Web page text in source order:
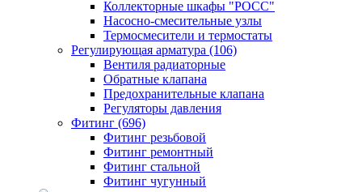
Коллекторные шкафы "РОСС"
Насосно-смесительные узлы
Термосмесители и термостаты
Регулирующая арматура (106)
Вентиля радиаторные
Обратные клапана
Предохранительные клапана
Регуляторы давления
Фитинг (696)
Фитинг резьбовой
Фитинг ремонтный
Фитинг стальной
Фитинг чугунный